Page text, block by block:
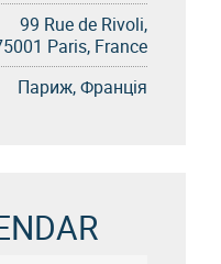
99 Rue de Rivoli,
Paris, France
Париж, Франція